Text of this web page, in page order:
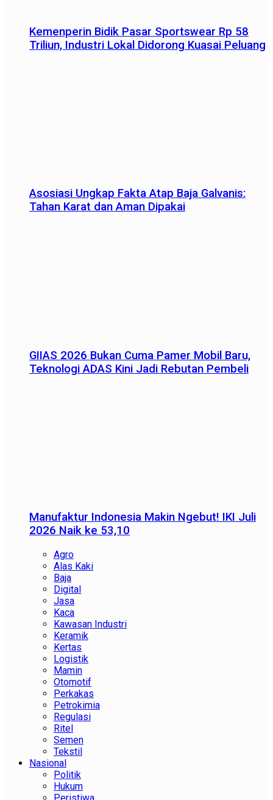
Kemenperin Bidik Pasar Sportswear Rp 58
Triliun, Industri Lokal Didorong Kuasai Peluang
Asosiasi Ungkap Fakta Atap Baja Galvanis:
Tahan Karat dan Aman Dipakai
GIIAS 2026 Bukan Cuma Pamer Mobil Baru,
Teknologi ADAS Kini Jadi Rebutan Pembeli
Manufaktur Indonesia Makin Ngebut! IKI Juli
2026 Naik ke 53,10
Agro
Alas Kaki
Baja
Digital
Jasa
Kaca
Kawasan Industri
Keramik
Kertas
Logistik
Mamin
Otomotif
Perkakas
Petrokimia
Regulasi
Ritel
Semen
Tekstil
Nasional
Politik
Hukum